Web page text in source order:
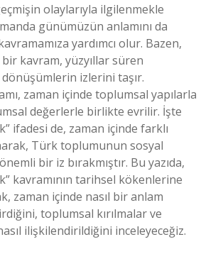
olaylarıyla ilgilenmekle
günümüzün anlamını da
yardımcı olur. Bazen,
kavram, yüzyıllar süren
izlerini taşır.
zaman içinde toplumsal yapılarla
değerlerle birlikte evrilir. İşte
ifadesi de, zaman içinde farklı
Türk toplumunun sosyal
bir iz bırakmıştır. Bu yazıda,
kavramının tarihsel kökenlerine
zaman içinde nasıl bir anlam
toplumsal kırılmalar ve
ilişkilendirildiğini inceleyeceğiz.